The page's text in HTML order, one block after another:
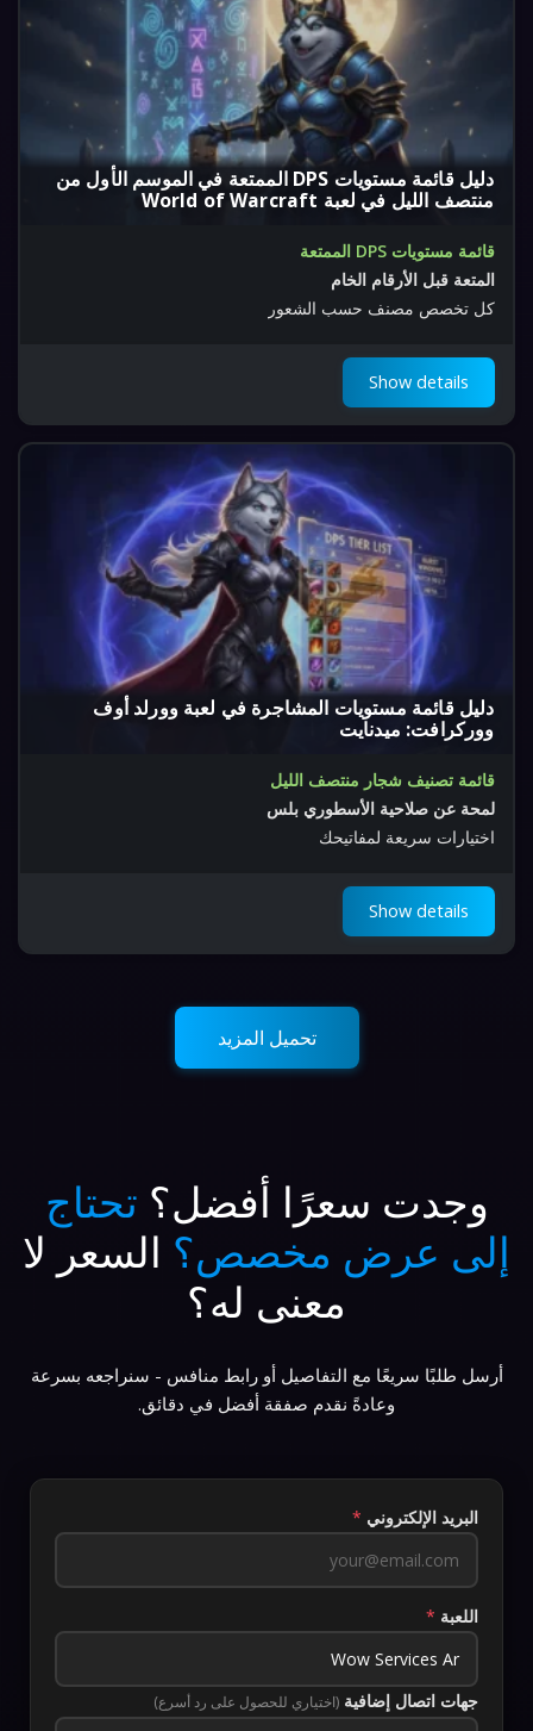
دليل قائمة مستويات DPS الممتعة في الموسم الأول من
منتصف الليل في لعبة World of Warcraft
قائمة مستويات DPS الممتعة
المتعة قبل الأرقام الخام
كل تخصص مصنف حسب الشعور
Show details
دليل قائمة مستويات المشاجرة في لعبة وورلد أوف
ووركرافت: ميدنايت
قائمة تصنيف شجار منتصف الليل
لمحة عن صلاحية الأسطوري بلس
اختيارات سريعة لمفاتيحك
Show details
تحميل المزيد
وجدت سعرًا أفضل؟ تحتاج
إلى عرض مخصص؟ السعر لا
معنى له؟
أرسل طلبًا سريعًا مع التفاصيل أو رابط منافس - سنراجعه بسرعة
وعادةً نقدم صفقة أفضل في دقائق.
البريد الإلكتروني *
اللعبة *
جهات اتصال إضافية (اختياري للحصول على رد أسرع)